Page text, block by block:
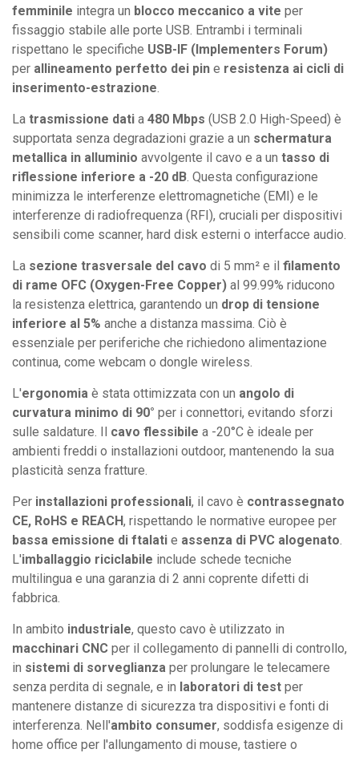
femminile integra un blocco meccanico a vite per
fissaggio stabile alle porte USB. Entrambi i terminali
rispettano le specifiche USB-IF (Implementers Forum)
per allineamento perfetto dei pin e resistenza ai cicli di
inserimento-estrazione
La trasmissione dati a 480 Mbps (USB 2.0 High-Speed) è
supportata senza degradazioni grazie a un schermatura
metallica in alluminio avvolgente il cavo e a un tasso di
riflessione inferiore a -20 dB . Questa configurazione
minimizza le interferenze elettromagnetiche (EMI) e le
interferenze di radiofrequenza (RFI), cruciali per dispositivi
sensibili come scanner, hard disk esterni o interfacce audio.
La sezione trasversale del cavo di 5 mm² e il filamento
di rame OFC (Oxygen-Free Copper) al 99.99% riducono
la resistenza elettrica, garantendo un drop di tensione
inferiore al 5% anche a distanza massima. Ciò è
essenziale per periferiche che richiedono alimentazione
continua, come webcam o dongle wireless.
L'ergonomia è stata ottimizzata con un angolo di
curvatura minimo di 90° per i connettori, evitando sforzi
sulle saldature. Il cavo flessibile a -20°C è ideale per
ambienti freddi o installazioni outdoor, mantenendo la sua
plasticità senza fratture.
Per installazioni professionali, il cavo è contrassegnato
CE, RoHS e REACH, rispettando le normative europee per
bassa emissione di ftalati e assenza di PVC alogenato
L'imballaggio riciclabile include schede tecniche
multilingua e una garanzia di 2 anni coprente difetti di
fabbrica.
In ambito industriale, questo cavo è utilizzato in
macchinari CNC per il collegamento di pannelli di controllo,
in sistemi di sorveglianza per prolungare le telecamere
senza perdita di segnale, e in laboratori di test per
mantenere distanze di sicurezza tra dispositivi e fonti di
interferenza. Nell'ambito consumer, soddisfa esigenze di
home office per l'allungamento di mouse, tastiere o